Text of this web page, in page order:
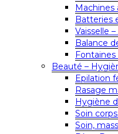
Machines
Batteries
Vaisselle
Balance
Fontaines
Beauté –
Epilation
Rasage
Hygiène
Soin
Soin,